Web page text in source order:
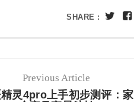
SHARE :
Previous Article
灵4pro上手初步测评：家